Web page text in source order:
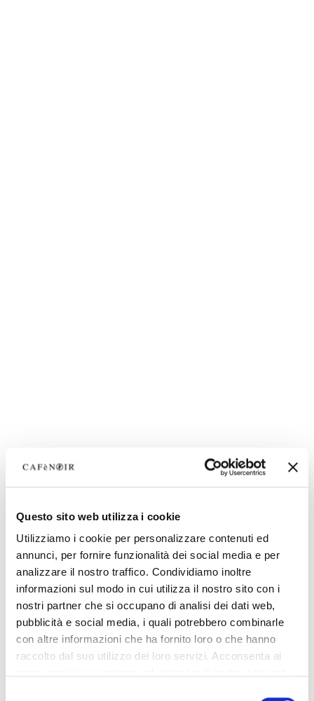
Questo sito web utilizza i cookie
Utilizziamo i cookie per personalizzare contenuti ed
annunci, per fornire funzionalità dei social media e per
analizzare il nostro traffico. Condividiamo inoltre
informazioni sul modo in cui utilizza il nostro sito con i
nostri partner che si occupano di analisi dei dati web,
pubblicità e social media, i quali potrebbero combinarle
con altre informazioni che ha fornito loro o che hanno
raccolto dal suo utilizzo dei loro servizi. Acconsenta ai